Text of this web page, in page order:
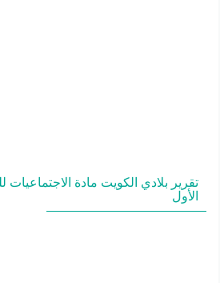
تقرير بلادي الكويت مادة
الأول